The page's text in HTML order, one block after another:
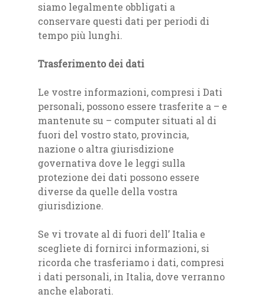
siamo legalmente obbligati a
conservare questi dati per periodi di
tempo più lunghi.
Trasferimento dei dati
Le vostre informazioni, compresi i Dati
personali, possono essere trasferite a – e
mantenute su – computer situati al di
fuori del vostro stato, provincia,
nazione o altra giurisdizione
governativa dove le leggi sulla
protezione dei dati possono essere
diverse da quelle della vostra
giurisdizione.
Se vi trovate al di fuori dell’ Italia e
scegliete di fornirci informazioni, si
ricorda che trasferiamo i dati, compresi
i dati personali, in Italia, dove verranno
anche elaborati.